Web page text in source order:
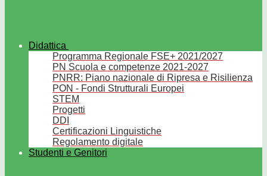
Didattica
Programma Regionale FSE+ 2021/2027
PN Scuola e competenze 2021-2027
PNRR: Piano nazionale di Ripresa e Risilienza
PON - Fondi Strutturali Europei
STEM
Progetti
DDI
Certificazioni Linguistiche
Regolamento digitale
Studenti e Genitori